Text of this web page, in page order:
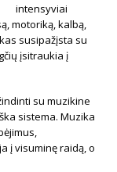
intensyviai
motoriką, kalbą,
susipažįsta su
įsitraukia į
su muzikine
sistema. Muzika
į visuminę raidą, o